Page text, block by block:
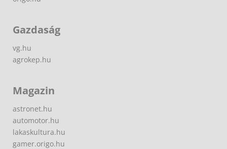
Gazdaság
vg.hu
agrokep.hu
Magazin
astronet.hu
automotor.hu
lakaskultura.hu
gamer.origo.hu